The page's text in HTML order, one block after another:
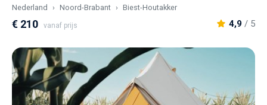
Nederland Noord-Brabant Biest-Houtakker
€ 210 vanaf prijs 4,9 / 5